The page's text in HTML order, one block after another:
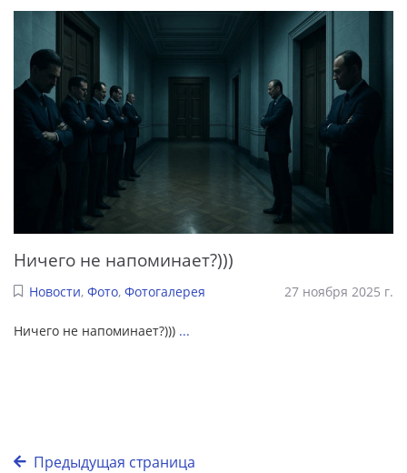
Ничего не напоминает?)))
Новости, Фото, Фотогалерея 27 ноября 2025 г.
Ничего не напоминает?))) ...
Предыдущая страница